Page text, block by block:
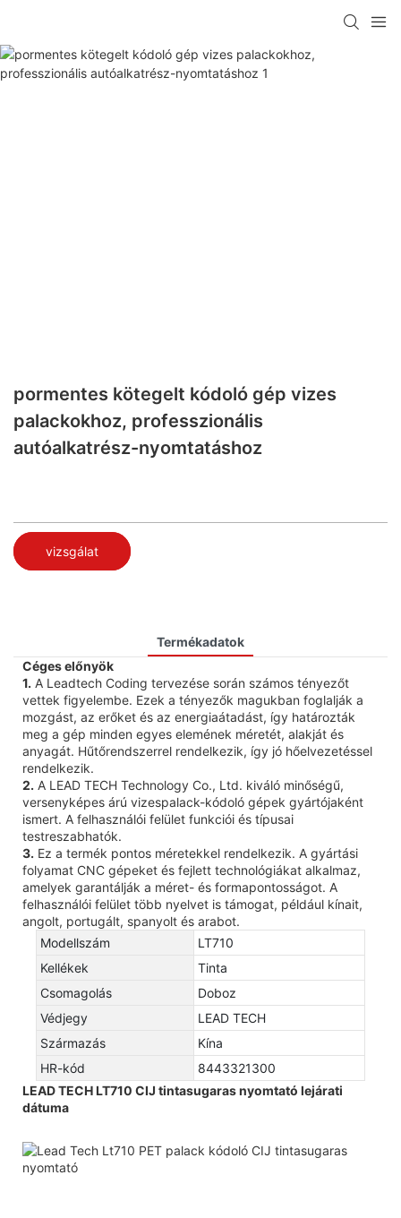
pormentes kötegelt kódoló gép vizes
palackokhoz, professzionális
autóalkatrész-nyomtatáshoz
vizsgálat
Termékadatok
Céges előnyök
1. A Leadtech Coding tervezése során számos tényezőt
vettek figyelembe. Ezek a tényezők magukban foglalják a
mozgást, az erőket és az energiaátadást, így határozták
meg a gép minden egyes elemének méretét, alakját és
anyagát. Hűtőrendszerrel rendelkezik, így jó hőelvezetéssel
rendelkezik.
2. A LEAD TECH Technology Co., Ltd. kiváló minőségű,
versenyképes árú vizespalack-kódoló gépek gyártójaként
ismert. A felhasználói felület funkciói és típusai
testreszabhatók.
3. Ez a termék pontos méretekkel rendelkezik. A gyártási
folyamat CNC gépeket és fejlett technológiákat alkalmaz,
amelyek garantálják a méret- és formapontosságot. A
felhasználói felület több nyelvet is támogat, például kínait,
angolt, portugált, spanyolt és arabot.
Modellszám
LT710
Kellékek
Tinta
Csomagolás
Doboz
Védjegy
LEAD TECH
Származás
Kína
HR-kód
8443321300
LEAD TECH LT710 CIJ tintasugaras nyomtató lejárati
dátuma